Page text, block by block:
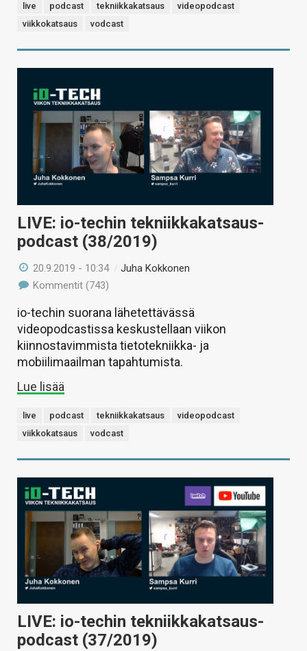
live podcast tekniikkakatsaus
videopodcast
viikkokatsaus
vodcast
LIVE: io-techin tekniikkakatsaus-
podcast (38/2019)
20.9.2019 - 10:34 /Juha Kokkonen
Kommentit (743)
io-techin suorana lähetettävässä
videopodcastissa keskustellaan viikon
kiinnostavimmista tietotekniikka- ja
mobiilimaailman tapahtumista.
Lue lisää
live podcast tekniikkakatsaus
videopodcast
viikkokatsaus
vodcast
LIVE: io-techin tekniikkakatsaus-
podcast (37/2019)